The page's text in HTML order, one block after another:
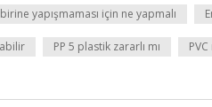
yapışmaması için ne yapmalı
PP 5 plastik zararlı mı